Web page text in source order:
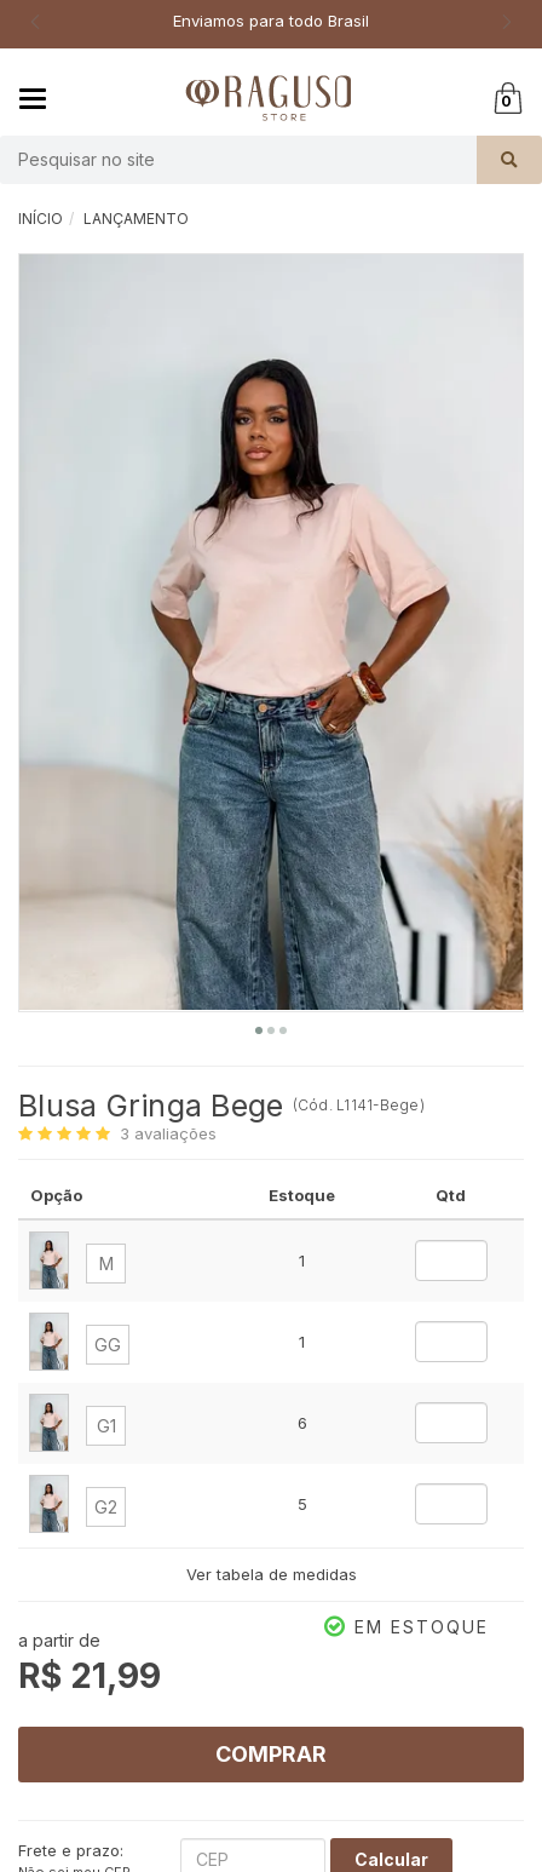
Enviamos para todo Brasil
0
INÍCIO LANÇAMENTO
Blusa Gringa Bege (Cód. L1141-Bege )
3 avaliações
Opção Estoque Qtd
M 1
GG 1
G1 6
G2 5
Ver tabela de medidas
a partir de
R$ 21,99
EM ESTOQUE
COMPRAR
Frete e prazo: Calcular